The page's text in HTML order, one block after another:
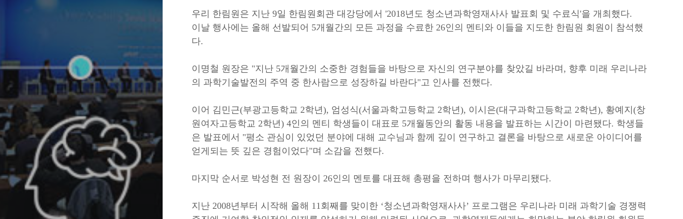
우리 한림원은 지난 9일 한림원회관 대강당에서 '2018년도 청소년과학영재사사 발표회 및 수료식'을 개최했다.
이날 행사에는 올해 선발되어 5개월간의 모든 과정을 수료한 26인의 멘티와 이들을 지도한 한림원 회원이 참석했
다.
이명철 원장은 "지난 5개월간의 소중한 경험들을 바탕으로 자신의 연구분야를 찾았길 바라며, 향후 미래 우리나라
의 과학기술발전의 주역 중 한사람으로 성장하길 바란다"고 인사를 전했다.
이어 김민근(부광고등학교 2학년), 엄성식(서울과학고등학교 2학년), 이시은(대구과학고등학교 2학년), 황예지(창
원여자고등학교 2학년) 4인의 멘티 학생들이 대표로 5개월동안의 활동 내용을 발표하는 시간이 마련됐다. 학생들
은 발표에서 "평소 관심이 있었던 분야에 대해 교수님과 함께 깊이 연구하고 결론을 바탕으로 새로운 아이디어를
얻게되는 뜻 깊은 경험이었다"며 소감을 전했다.
마지막 순서로 박성현 전 원장이 26인의 멘토를 대표해 총평을 전하며 행사가 마무리됐다.
지난 2008년부터 시작해 올해 11회째를 맞이한 ‘청소년과학영재사사’ 프로그램은 우리나라 미래 과학기술 경쟁력